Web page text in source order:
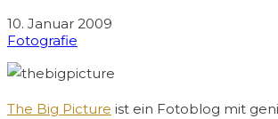
10. Januar 2009
Fotografie
The Big Picture ist ein Fotoblog mit